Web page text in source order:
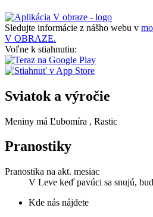
Sledujte informácie z nášho webu v
V OBRAZE.
Voľne k stiahnutiu:
Sviatok a výročie
Meniny má Ľubomíra , Rastic
Pranostiky
Pranostika na akt. mesiac
V Leve keď pavúci sa snujú,
Kde nás nájdete